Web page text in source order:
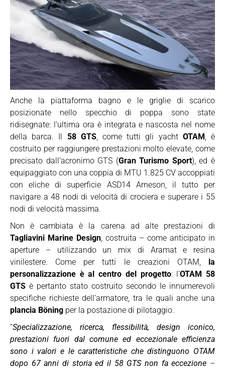
Anche la piattaforma bagno e le griglie di scarico
posizionate nello specchio di poppa sono state
ridisegnate: l’ultima ora è integrata e nascosta nel nome
della barca. Il 58 GTS, come tutti gli yacht OTAM, è
costruito per raggiungere prestazioni molto elevate, come
precisato dall’acronimo GTS (Gran Turismo Sport), ed è
equipaggiato con una coppia di MTU 1.825 CV accoppiati
con eliche di superficie ASD14 Arneson, il tutto per
navigare a 48 nodi di velocità di crociera e superare i 55
nodi di velocità massima.
Non è cambiata è la carena ad alte prestazioni di
Tagliavini Marine Design, costruita – come anticipato in
aperture – utilizzando un mix di Aramat e resina
vinilestere. Come per tutti le creazioni OTAM, la
personalizzazione è al centro del progetto: l’OTAM 58
GTS è pertanto stato costruito secondo le innumerevoli
specifiche richieste dell’armatore, tra le quali anche una
plancia Böning per la postazione di pilotaggio.
“Specializzazione, ricerca, flessibilità, design iconico,
prestazioni fuori dal comune ed eccezionale efficienza
sono i valori e le caratteristiche che distinguono OTAM
dopo 67 anni di storia ed il 58 GTS non fa eccezione –